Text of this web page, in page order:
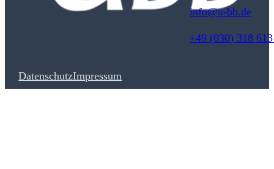
info@u-bb.de
+49 (030) 318
DatenschutzImpressum